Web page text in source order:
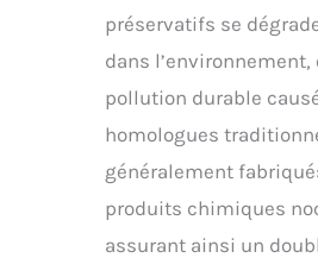
préservatifs se
dans
pollution durable
homologues
généralement
produits chimiques
assurant ainsi un